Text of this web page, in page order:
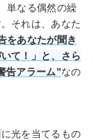
単なる偶然の繰
それは、あなた
をあなたが聞き
て！」と、さら
告アラーム”なの
光を当てるもの